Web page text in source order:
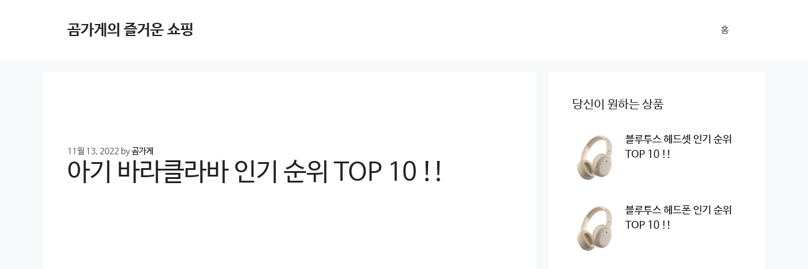
곰가게의 즐거운 쇼핑 홈
11월 13, 2022 by곰가게
아기 바라클라바 인기 순위 TOP 10 !!
당신이 원하는 상품
블루투스 헤드셋 인기 순위
TOP 10 !!
블루투스 헤드폰 인기 순위
TOP 10 !!